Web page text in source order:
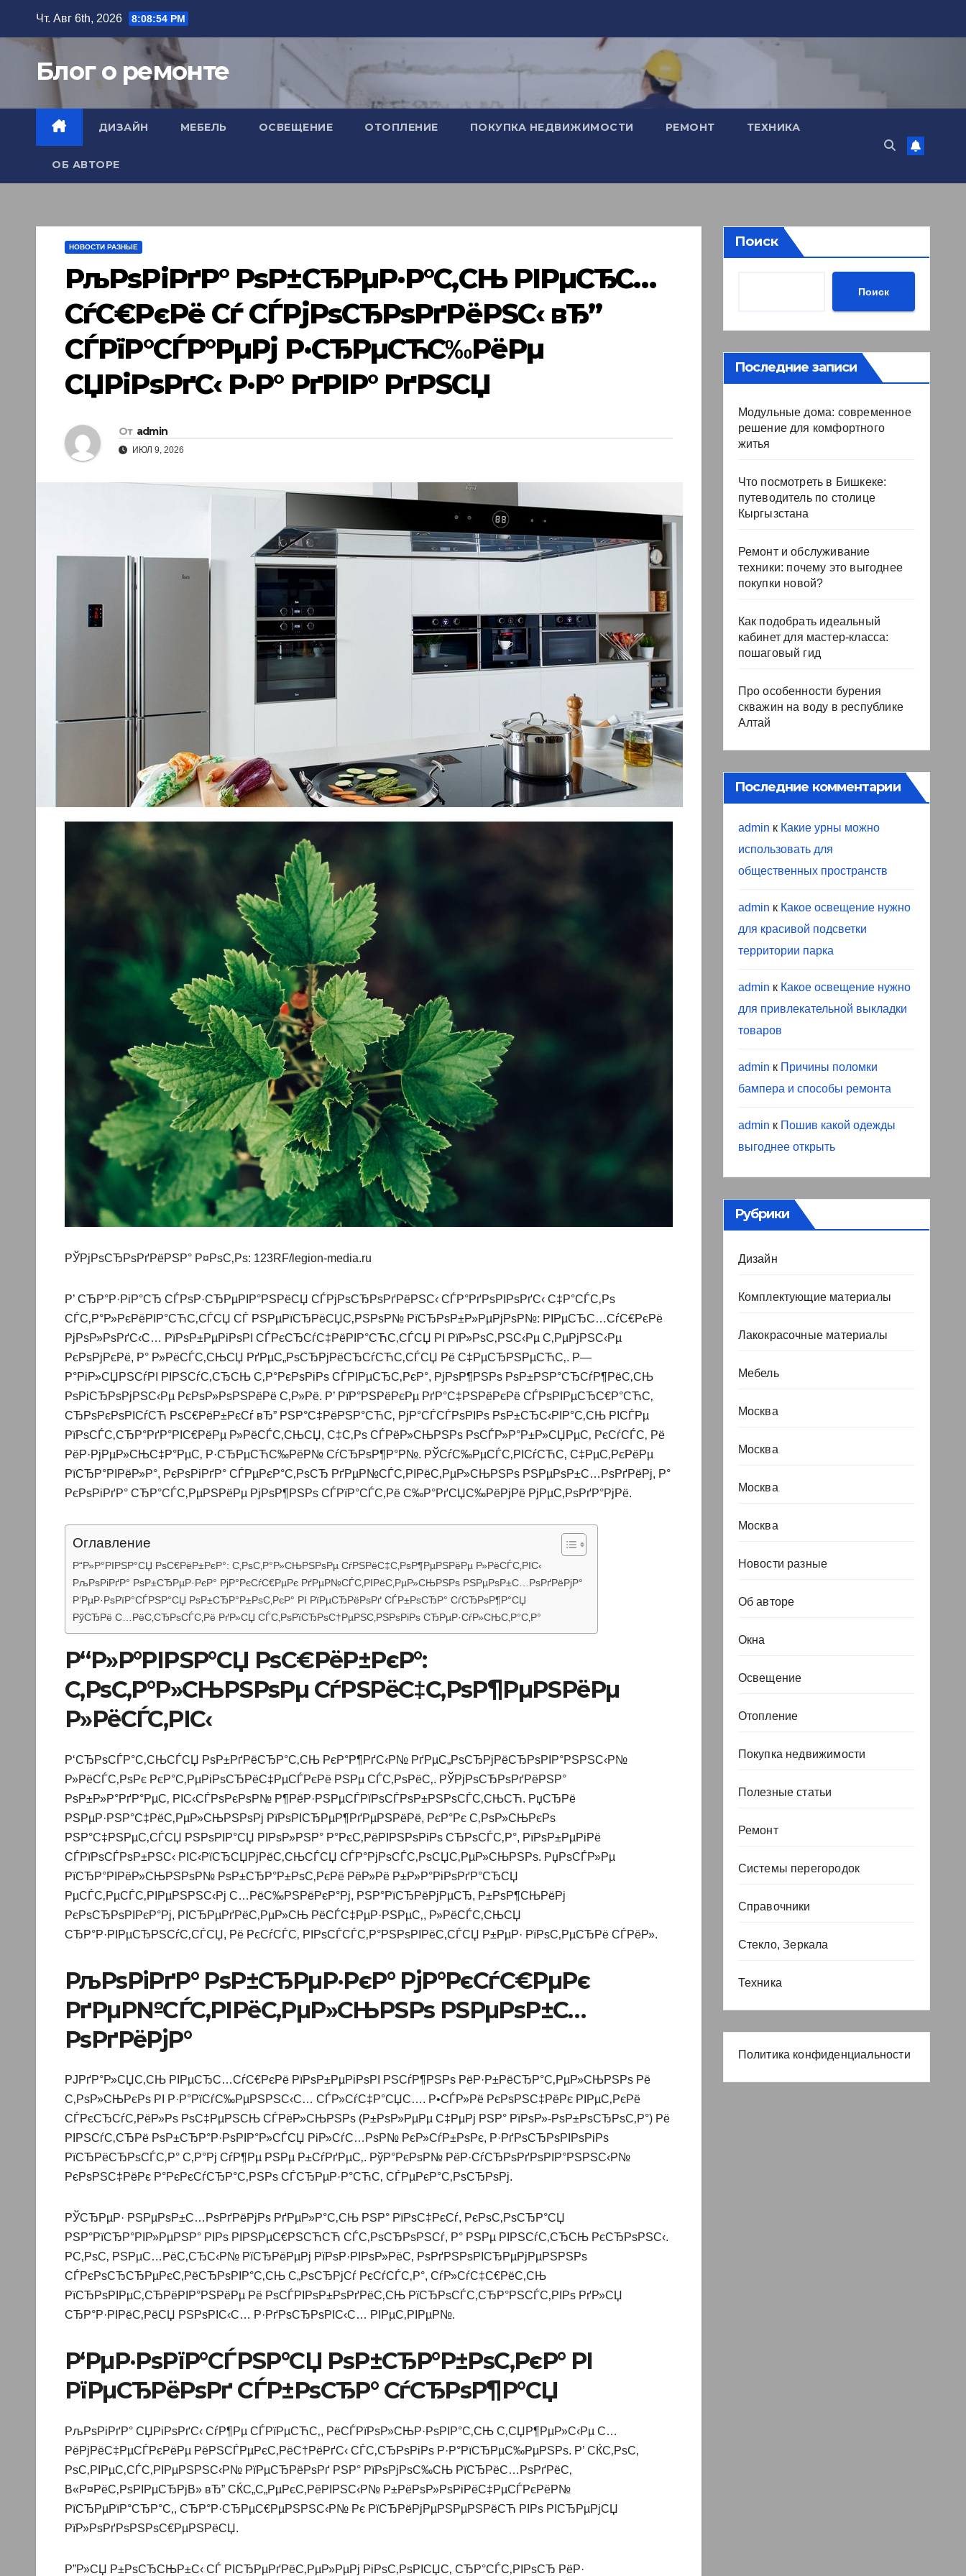
содержимому
Чт. Авг 6th, 2026 8:08:56 PM
Блог о ремонте
ДИЗАЙН МЕБЕЛЬ ОСВЕЩЕНИЕ ОТОПЛЕНИЕ ПОКУПКА НЕДВИЖИМОСТИ РЕМОНТ ТЕХНИКА
ОБ АВТОРЕ
НОВОСТИ РАЗНЫЕ
РљРѕРіРґР° РѕР±СЂРµР·Р°С‚СЊ РІРµСЂС…
СѓС€РєРё Сѓ СЃРјРѕСЂРѕРґРёРЅС‹ вЂ”
СЃРїР°СЃР°РµРј Р·СЂРµСЋС‰РёРµ
СЏРіРѕРґС‹ Р·Р° РґРІР° РґРЅСЏ
От admin
ИЮЛ 9, 2026
РЎРјРѕСЂРѕРґРёРЅР° Р¤РѕС‚Рѕ: 123RF/legion-media.ru
Р’ СЂР°Р·РіР°СЂ СЃРѕР·СЂРµРІР°РЅРёСЏ СЃРјРѕСЂРѕРґРёРЅС‹ СЃР°РґРѕРІРѕРґС‹ С‡Р°СЃС‚Рѕ
СЃС‚Р°Р»РєРёРІР°СЋС‚СЃСЏ СЃ РЅРµРїСЂРёСЏС‚РЅРѕР№ РїСЂРѕР±Р»РµРјРѕР№: РІРµСЂС…СѓС€РєРё
РјРѕР»РѕРґС‹С… РїРѕР±РµРіРѕРІ СЃРєСЂСѓС‡РёРІР°СЋС‚СЃСЏ РІ РїР»РѕС‚РЅС‹Рµ С‚РµРјРЅС‹Рµ
РєРѕРјРєРё, Р° Р»РёСЃС‚СЊСЏ РґРµС„РѕСЂРјРёСЂСѓСЋС‚СЃСЏ Рё С‡РµСЂРЅРµСЋС‚. Р—
Р°РіР»СЏРЅСѓРІ РІРЅСѓС‚СЂСЊ С‚Р°РєРѕРіРѕ СЃРІРµСЂС‚РєР°, РјРѕР¶РЅРѕ РѕР±РЅР°СЂСѓР¶РёС‚СЊ
РѕРіСЂРѕРјРЅС‹Рµ РєРѕР»РѕРЅРёРё С‚Р»Рё. Р’ РїР°РЅРёРєРµ РґР°С‡РЅРёРєРё СЃРѕРІРµСЂС€Р°СЋС‚
СЂРѕРєРѕРІСѓСЋ РѕС€РёР±РєСѓ вЂ” РЅР°С‡РёРЅР°СЋС‚ РјР°СЃСЃРѕРІРѕ РѕР±СЂС‹РІР°С‚СЊ РІСЃРµ
РїРѕСЃС‚СЂР°РґР°РІС€РёРµ Р»РёСЃС‚СЊСЏ, С‡С‚Рѕ СЃРёР»СЊРЅРѕ РѕСЃР»Р°Р±Р»СЏРµС‚ РєСѓСЃС‚ Рё
РёР·РјРµР»СЊС‡Р°РµС‚ Р·СЂРµСЋС‰РёР№ СѓСЂРѕР¶Р°Р№. РЎСѓС‰РµСЃС‚РІСѓСЋС‚ С‡РµС‚РєРёРµ
РїСЂР°РІРёР»Р°, РєРѕРіРґР° СЃРµРєР°С‚РѕСЂ РґРµР№СЃС‚РІРёС‚РµР»СЊРЅРѕ РЅРµРѕР±С…РѕРґРёРј, Р°
РєРѕРіРґР° СЂР°СЃС‚РµРЅРёРµ РјРѕР¶РЅРѕ СЃРїР°СЃС‚Рё С‰Р°РґСЏС‰РёРјРё РјРµС‚РѕРґР°РјРё.
Оглавление
Р“Р»Р°РІРЅР°СЏ РѕС€РёР±РєР°: С‚РѕС‚Р°Р»СЊРЅРѕРµ СѓРЅРёС‡С‚РѕР¶РµРЅРёРµ Р»РёСЃС‚РІС‹
РљРѕРіРґР° РѕР±СЂРµР·РєР° РјР°РєСѓС€РµРє РґРµР№СЃС‚РІРёС‚РµР»СЊРЅРѕ РЅРµРѕР±С…РѕРґРёРјР°
Р‘РµР·РѕРїР°СЃРЅР°СЏ РѕР±СЂР°Р±РѕС‚РєР° РІ РїРµСЂРёРѕРґ СЃР±РѕСЂР° СѓСЂРѕР¶Р°СЏ
РўСЂРё С…РёС‚СЂРѕСЃС‚Рё РґР»СЏ СЃС‚РѕРїСЂРѕС†РµРЅС‚РЅРѕРіРѕ СЂРµР·СѓР»СЊС‚Р°С‚Р°
Р“Р»Р°РІРЅР°СЏ РѕС€РёР±РєР°:
С‚РѕС‚Р°Р»СЊРЅРѕРµ СѓРЅРёС‡С‚РѕР¶РµРЅРёРµ
Р»РёСЃС‚РІС‹
Р‘СЂРѕСЃР°С‚СЊСЃСЏ РѕР±РґРёСЂР°С‚СЊ РєР°Р¶РґС‹Р№ РґРµС„РѕСЂРјРёСЂРѕРІР°РЅРЅС‹Р№
Р»РёСЃС‚РѕРє РєР°С‚РµРіРѕСЂРёС‡РµСЃРєРё РЅРµ СЃС‚РѕРёС‚. РЎРјРѕСЂРѕРґРёРЅР°
РѕР±Р»Р°РґР°РµС‚ РІС‹СЃРѕРєРѕР№ Р¶РёР·РЅРµСЃРїРѕСЃРѕР±РЅРѕСЃС‚СЊСЋ. РџСЂРё
РЅРµР·РЅР°С‡РёС‚РµР»СЊРЅРѕРј РїРѕРІСЂРµР¶РґРµРЅРёРё, РєР°Рє С‚РѕР»СЊРєРѕ
РЅР°С‡РЅРµС‚СЃСЏ РЅРѕРІР°СЏ РІРѕР»РЅР° Р°РєС‚РёРІРЅРѕРіРѕ СЂРѕСЃС‚Р°, РїРѕР±РµРіРё
СЃРїРѕСЃРѕР±РЅС‹ РІС‹РїСЂСЏРјРёС‚СЊСЃСЏ СЃР°РјРѕСЃС‚РѕСЏС‚РµР»СЊРЅРѕ. РџРѕСЃР»Рµ
РїСЂР°РІРёР»СЊРЅРѕР№ РѕР±СЂР°Р±РѕС‚РєРё РёР»Рё Р±Р»Р°РіРѕРґР°СЂСЏ
РµСЃС‚РµСЃС‚РІРµРЅРЅС‹Рј С…РёС‰РЅРёРєР°Рј, РЅР°РїСЂРёРјРµСЂ, Р±РѕР¶СЊРёРј
РєРѕСЂРѕРІРєР°Рј, РІСЂРµРґРёС‚РµР»СЊ РёСЃС‡РµР·РЅРµС‚, Р»РёСЃС‚СЊСЏ
СЂР°Р·РІРµСЂРЅСѓС‚СЃСЏ, Рё РєСѓСЃС‚ РІРѕСЃСЃС‚Р°РЅРѕРІРёС‚СЃСЏ Р±РµР· РїРѕС‚РµСЂРё СЃРёР».
РљРѕРіРґР° РѕР±СЂРµР·РєР° РјР°РєСѓС€РµРє
РґРµР№СЃС‚РІРёС‚РµР»СЊРЅРѕ РЅРµРѕР±С…
РѕРґРёРјР°
РЈРґР°Р»СЏС‚СЊ РІРµСЂС…СѓС€РєРё РїРѕР±РµРіРѕРІ РЅСѓР¶РЅРѕ РёР·Р±РёСЂР°С‚РµР»СЊРЅРѕ Рё
С‚РѕР»СЊРєРѕ РІ Р·Р°РїСѓС‰РµРЅРЅС‹С… СЃР»СѓС‡Р°СЏС…. Р•СЃР»Рё РєРѕРЅС‡РёРє РІРµС‚РєРё
СЃРєСЂСѓС‚РёР»Рѕ РѕС‡РµРЅСЊ СЃРёР»СЊРЅРѕ (Р±РѕР»РµРµ С‡РµРј РЅР° РїРѕР»-РѕР±РѕСЂРѕС‚Р°) Рё
РІРЅСѓС‚СЂРё РѕР±СЂР°Р·РѕРІР°Р»СЃСЏ РіР»СѓС…РѕР№ РєР»СѓР±РѕРє, Р·РґРѕСЂРѕРІРѕРіРѕ
РїСЂРёСЂРѕСЃС‚Р° С‚Р°Рј СѓР¶Рµ РЅРµ Р±СѓРґРµС‚. РўР°РєРѕР№ РёР·СѓСЂРѕРґРѕРІР°РЅРЅС‹Р№
РєРѕРЅС‡РёРє Р°РєРєСѓСЂР°С‚РЅРѕ СЃСЂРµР·Р°СЋС‚ СЃРµРєР°С‚РѕСЂРѕРј.
РЎСЂРµР· РЅРµРѕР±С…РѕРґРёРјРѕ РґРµР»Р°С‚СЊ РЅР° РїРѕС‡РєСѓ, РєРѕС‚РѕСЂР°СЏ
РЅР°РїСЂР°РІР»РµРЅР° РІРѕ РІРЅРµС€РЅСЋСЋ СЃС‚РѕСЂРѕРЅСѓ, Р° РЅРµ РІРЅСѓС‚СЂСЊ РєСЂРѕРЅС‹.
Р­С‚РѕС‚ РЅРµС…РёС‚СЂС‹Р№ РїСЂРёРµРј РїРѕР·РІРѕР»РёС‚ РѕРґРЅРѕРІСЂРµРјРµРЅРЅРѕ
СЃРєРѕСЂСЂРµРєС‚РёСЂРѕРІР°С‚СЊ С„РѕСЂРјСѓ РєСѓСЃС‚Р°, СѓР»СѓС‡С€РёС‚СЊ
РїСЂРѕРІРµС‚СЂРёРІР°РЅРёРµ Рё РѕСЃРІРѕР±РѕРґРёС‚СЊ РїСЂРѕСЃС‚СЂР°РЅСЃС‚РІРѕ РґР»СЏ
СЂР°Р·РІРёС‚РёСЏ РЅРѕРІС‹С… Р·РґРѕСЂРѕРІС‹С… РІРµС‚РІРµР№.
Р‘РµР·РѕРїР°СЃРЅР°СЏ РѕР±СЂР°Р±РѕС‚РєР° РІ
РїРµСЂРёРѕРґ СЃР±РѕСЂР° СѓСЂРѕР¶Р°СЏ
РљРѕРіРґР° СЏРіРѕРґС‹ СѓР¶Рµ СЃРїРµСЋС‚, РёСЃРїРѕР»СЊР·РѕРІР°С‚СЊ С‚СЏР¶РµР»С‹Рµ С…
РёРјРёС‡РµСЃРєРёРµ РёРЅСЃРµРєС‚РёС†РёРґС‹ СЃС‚СЂРѕРіРѕ Р·Р°РїСЂРµС‰РµРЅРѕ. Р’ СЌС‚РѕС‚
РѕС‚РІРµС‚СЃС‚РІРµРЅРЅС‹Р№ РїРµСЂРёРѕРґ РЅР° РїРѕРјРѕС‰СЊ РїСЂРёС…РѕРґРёС‚
В«Р¤РёС‚РѕРІРµСЂРјВ» вЂ” СЌС„С„РµРєС‚РёРІРЅС‹Р№ Р±РёРѕР»РѕРіРёС‡РµСЃРєРёР№
РїСЂРµРїР°СЂР°С‚, СЂР°Р·СЂРµС€РµРЅРЅС‹Р№ Рє РїСЂРёРјРµРЅРµРЅРёСЋ РІРѕ РІСЂРµРјСЏ
РїР»РѕРґРѕРЅРѕС€РµРЅРёСЏ.
Р”Р»СЏ Р±РѕСЂСЊР±С‹ СЃ РІСЂРµРґРёС‚РµР»РµРј РіРѕС‚РѕРІСЏС‚ СЂР°СЃС‚РІРѕСЂ РёР·
Поиск
Поиск
Последние записи
Модульные дома: современное
решение для комфортного
житья
Что посмотреть в Бишкеке:
путеводитель по столице
Кыргызстана
Ремонт и обслуживание
техники: почему это выгоднее
покупки новой?
Как подобрать идеальный
кабинет для мастер-класса:
пошаговый гид
Про особенности бурения
скважин на воду в республике
Алтай
Последние комментарии
admin к Какие урны можно
использовать для
общественных пространств
admin к Какое освещение нужно
для красивой подсветки
территории парка
admin к Какое освещение нужно
для привлекательной выкладки
товаров
admin к Причины поломки
бампера и способы ремонта
admin к Пошив какой одежды
выгоднее открыть
Рубрики
Дизайн
Комплектующие материалы
Лакокрасочные материалы
Мебель
Москва
Москва
Москва
Москва
Новости разные
Об авторе
Окна
Освещение
Отопление
Покупка недвижимости
Полезные статьи
Ремонт
Системы перегородок
Справочники
Стекло, Зеркала
Техника
Политика конфиденциальности